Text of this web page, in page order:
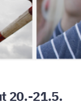
20.-21.5.